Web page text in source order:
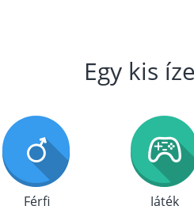
Egy kis
Férfi Játék